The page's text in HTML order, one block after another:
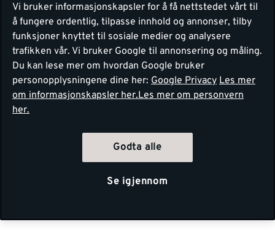
Vi bruker informasjonskapsler for å få nettstedet vårt til
å fungere ordentlig, tilpasse innhold og annonser, tilby
funksjoner knyttet til sosiale medier og analysere
trafikken vår. Vi bruker Google til annonsering og måling.
Du kan lese mer om hvordan Google bruker
personopplysningene dine her: Google Privacy Les mer
om informasjonskapsler her.Les mer om personvern
her.
Godta alle
Se igjennom